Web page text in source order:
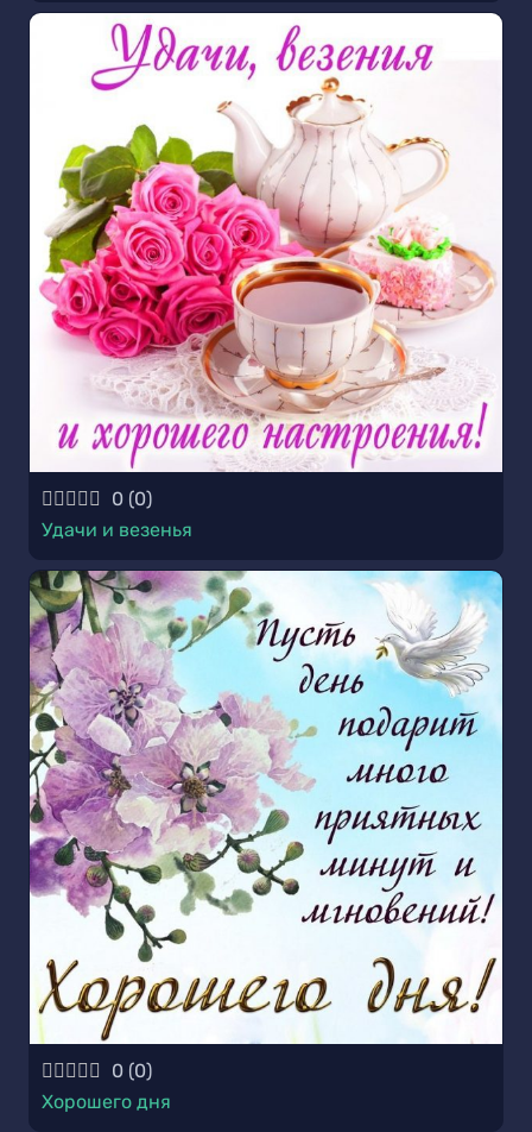
0 (0)
Удачи и везенья
0 (0)
Хорошего дня